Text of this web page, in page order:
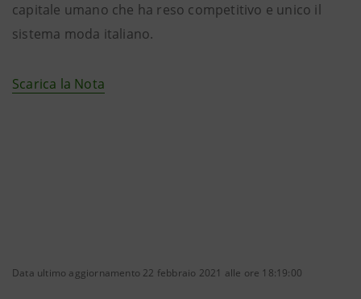
capitale umano che ha reso competitivo e unico il
sistema moda italiano.
Scarica la Nota
Data ultimo aggiornamento 22 febbraio 2021 alle ore 18:19:00